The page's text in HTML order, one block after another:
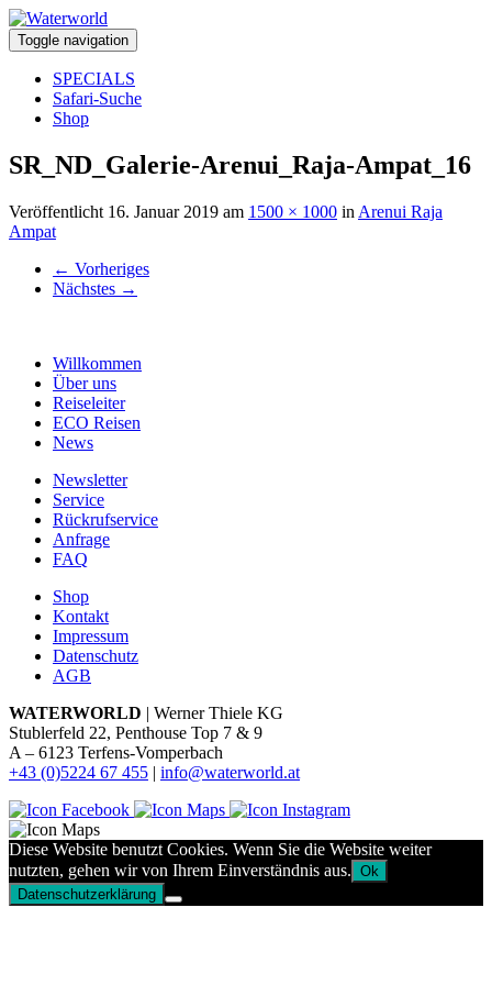
Toggle navigation
SPECIALS
Safari-Suche
Shop
SR_ND_Galerie-Arenui_Raja-Ampat_16
Veröffentlicht 16. Januar 2019 am 1500 × 1000 in Arenui Raja
Ampat
← Vorheriges
Nächstes →
Willkommen
Über uns
Reiseleiter
ECO Reisen
News
Newsletter
Service
Rückrufservice
Anfrage
FAQ
Shop
Kontakt
Impressum
Datenschutz
AGB
WATERWORLD | Werner Thiele KG
Stublerfeld 22, Penthouse Top 7 & 9
A – 6123 Terfens-Vomperbach
+43 (0)5224 67 455 | info@waterworld.at
Diese Website benutzt Cookies. Wenn Sie die Website weiter
nutzten, gehen wir von Ihrem Einverständnis aus. Ok
Datenschutzerklärung